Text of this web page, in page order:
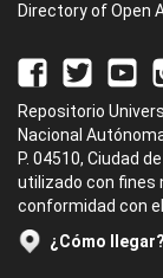
Directory of Open
Repositorio
Nacional
P. 04510, Ciudad
utilizado con fines
conformidad con el
¿Cómo llegar?